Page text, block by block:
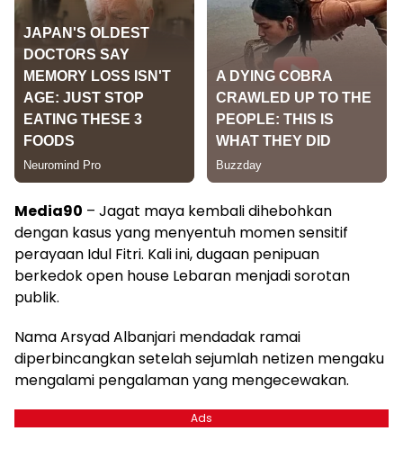
Media90 – Jagat maya kembali dihebohkan
dengan kasus yang menyentuh momen sensitif
perayaan Idul Fitri. Kali ini, dugaan penipuan
berkedok open house Lebaran menjadi sorotan
publik.
Nama Arsyad Albanjari mendadak ramai
diperbincangkan setelah sejumlah netizen mengaku
mengalami pengalaman yang mengecewakan.
Ads